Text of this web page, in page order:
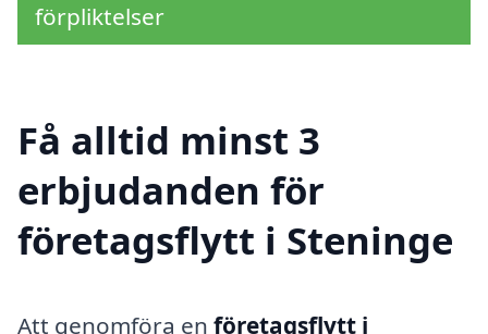
förpliktelser
Få alltid minst 3
erbjudanden för
företagsflytt i Steninge
Att genomföra en företagsflytt i